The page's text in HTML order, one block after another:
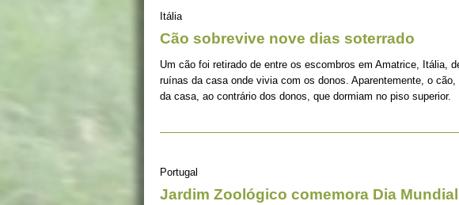
Itália
Cão sobrevive nove dias soterrado
Um cão foi retirado de entre os escombros em Amatrice, Itália,
ruínas da casa onde vivia com os donos. Aparentemente, o
da casa, ao contrário dos donos, que dormiam no piso superior.
Portugal
Jardim Zoológico comemora Dia